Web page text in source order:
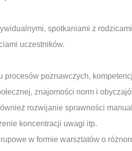
spotkaniami z
uczestników.
poznawczych,
znajomości norm i
rozwijanie sprawności
koncentracji uwagi itp.
w formie warsztatów o